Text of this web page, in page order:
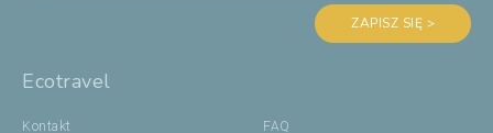
ZAPISZ SIĘ >
Ecotravel
Kontakt FAQ